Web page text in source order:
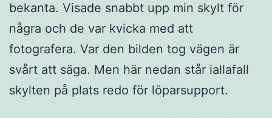
bekanta. Visade snabbt upp min skylt för
några och de var kvicka med att
fotografera. Var den bilden tog vägen är
svårt att säga. Men här nedan står iallafall
skylten på plats redo för löparsupport.